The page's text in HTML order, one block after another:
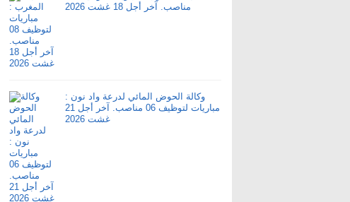
مناصب. آخر أجل 18 غشت 2026
وكالة الحوض المائي لدرعة واد نون :
مباريات لتوظيف 06 مناصب. آخر أجل 21
غشت 2026